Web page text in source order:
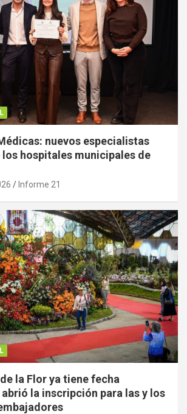
nuevos especialistas
hospitales municipales de
Informe 21
la Flor ya tiene fecha
la inscripción para las y los